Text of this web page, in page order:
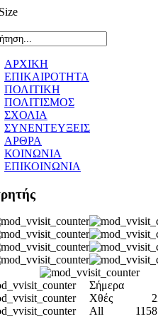
ΑΡΧΙΚΗ
ΕΠΙΚΑΙΡΟΤΗΤΑ
ΠΟΛΙΤΙΚΗ
ΠΟΛΙΤΙΣΜΟΣ
ΣΧΟΛΙΑ
ΣΥΝΕΝΤΕΥΞΕΙΣ
ΑΡΘΡΑ
ΚΟΙΝΩΝΙΑ
ΕΠΙΚΟΙΝΩΝΙΑ
Σήμερα
Χθές
All